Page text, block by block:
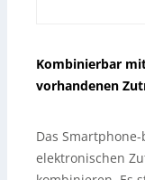
Kombinierbar
vorhandenen
Das
elektronischen